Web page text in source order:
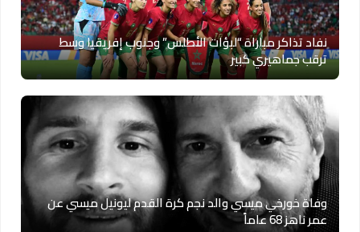
نفاد تذاكر مباراة “لبؤات الأطلس” وجنوب إفريقيا وسط
ترقب جماهيري كبير
وفاة خورخي ميسي والد نجم كرة القدم ليونيل ميسي عن
عمر ناهز 68 عاماً